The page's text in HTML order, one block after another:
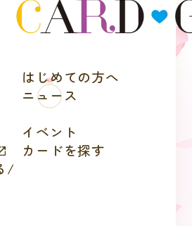
はじめての方へ
ニュース
イベント
カードを探す
/